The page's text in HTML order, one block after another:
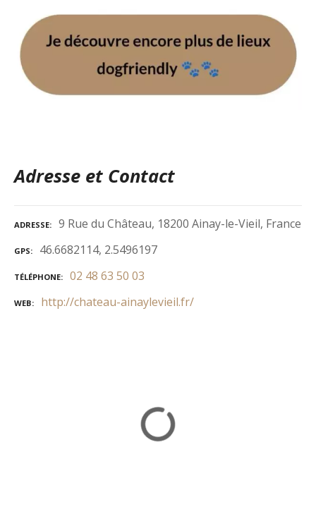
Adresse et Contact
ADRESSE 9 Rue du Château, 18200 Ainay-le-Vieil, France
GPS 46.6682114, 2.5496197
TÉLÉPHONE 02 48 63 50 03
WEB http://chateau-ainaylevieil.fr/